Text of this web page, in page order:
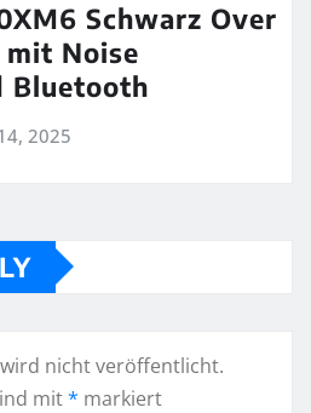
Schwarz Over
Noise
Bluetooth
2025
nicht veröffentlicht.
mit* markiert